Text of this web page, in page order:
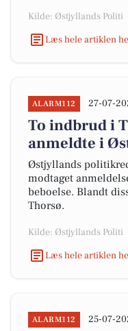
Kilde: Østjyllands Politi
Læs hele artiklen
ALARM112 27-07-
To indbrud i
anmeldte i
Østjyllands
modtaget
beboelse. Blandt
Thorsø.
Kilde: Østjyllands Politi
Læs hele artiklen
ALARM112 25-07-